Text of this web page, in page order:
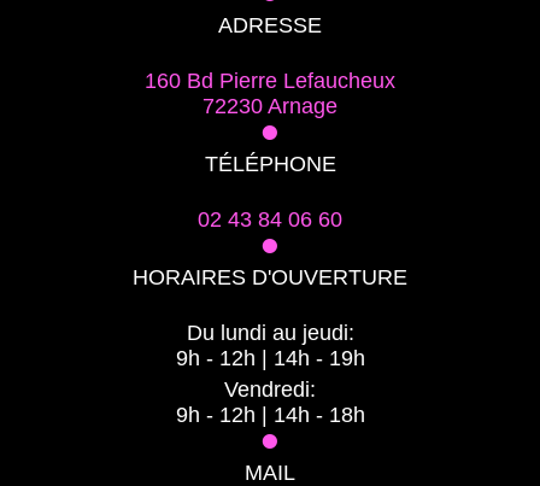
ADRESSE
160 Bd Pierre Lefaucheux
72230 Arnage
•
TÉLÉPHONE
02 43 84 06 60
•
HORAIRES D'OUVERTURE
Du lundi au jeudi:
9h - 12h | 14h - 19h
Vendredi:
9h - 12h | 14h - 18h
•
MAIL